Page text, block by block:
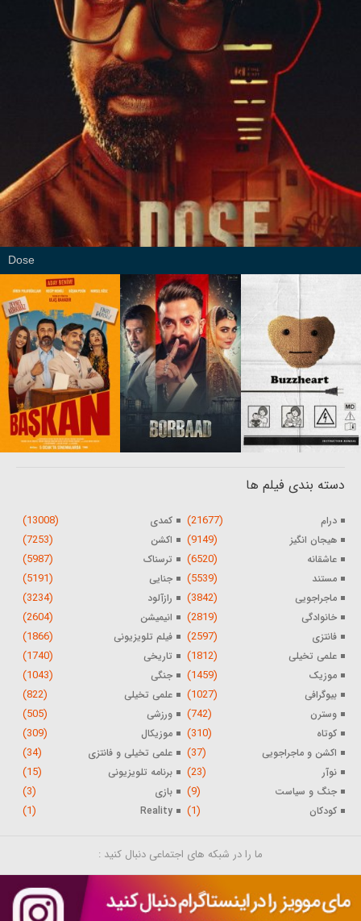
Dose
دسته بندی فیلم ها
درام (21677) کمدی (13008)
هیجان انگیز (9149) اکشن (7253)
عاشقانه (6520) ترسناک (5987)
مستند (5539) جنایی (5191)
ماجراجویی (3842) رازآلود (3234)
خانوادگی (2819) انیمیشن (2604)
فانتزی (2597) فیلم تلویزیونی (1866)
علمی تخیلی (1812) تاریخی (1740)
موزیک (1459) جنگی (1043)
بیوگرافی (1027) علمی تخیلی (822)
وسترن (742) ورزشی (505)
کوتاه (310) موزیکال (309)
اکشن و ماجراجویی (37) علمی تخیلی و فانتزی (34)
نوآر (23) برنامه تلویزیونی (15)
جنگ و سیاست (9) بازی (3)
کودکان (1)
Reality
(1)
ما را در شبکه های اجتماعی دنبال کنید :